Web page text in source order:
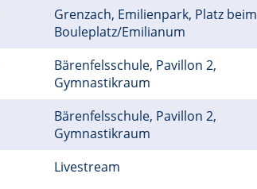
Grenzach, Emilienpark, Platz beim
Bouleplatz/Emilianum
Bärenfelsschule, Pavillon 2,
Gymnastikraum
Bärenfelsschule, Pavillon 2,
Gymnastikraum
Livestream